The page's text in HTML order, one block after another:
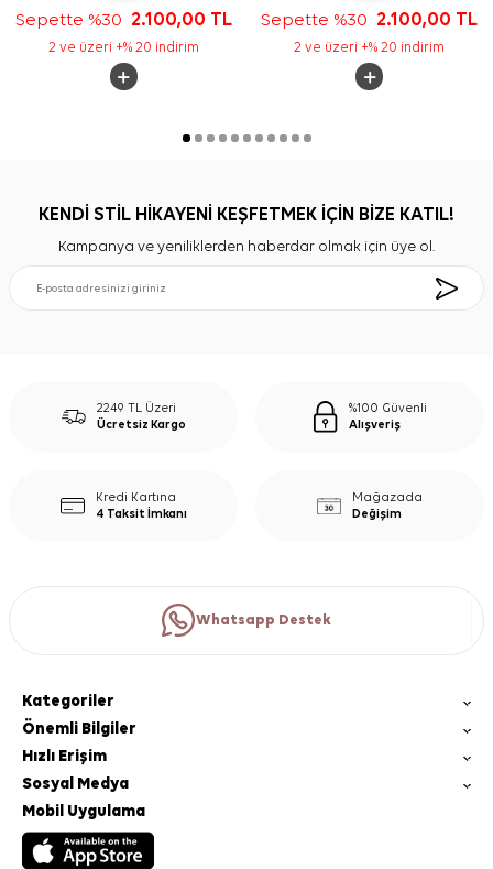
Sepette %30 2.100,00 TL
2 ve üzeri +% 20 indirim
Sepette %30 2.100,00 TL
2 ve üzeri +% 20 indirim
KENDİ STİL HİKAYENİ KEŞFETMEK İÇİN BİZE KATIL!
Kampanya ve yeniliklerden haberdar olmak için üye ol.
2249 TL Üzeri
Ücretsiz Kargo
%100 Güvenli
Alışveriş
Kredi Kartına
4 Taksit İmkanı
Mağazada
Değişim
Whatsapp Destek
Kategoriler
Önemli Bilgiler
Hızlı Erişim
Sosyal Medya
Mobil Uygulama